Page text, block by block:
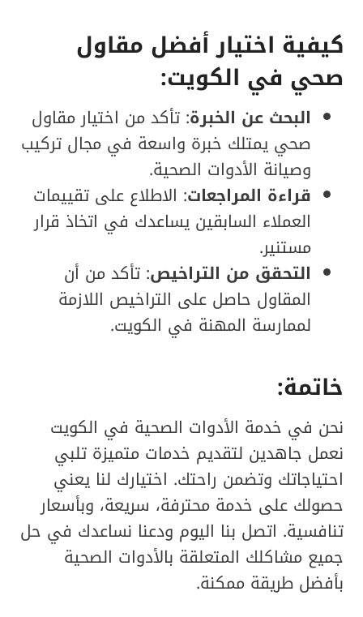
كيفية اختيار أفضل مقاول
صحي في الكويت:
البحث عن الخبرة: تأكد من اختيار مقاول
صحي يمتلك خبرة واسعة في مجال تركيب
وصيانة الأدوات الصحية.
قراءة المراجعات: الاطلاع على تقييمات
العملاء السابقين يساعدك في اتخاذ قرار
مستنير.
التحقق من التراخيص: تأكد من أن
المقاول حاصل على التراخيص اللازمة
لممارسة المهنة في الكويت.
خاتمة:
نحن في خدمة الأدوات الصحية في الكويت
نعمل جاهدين لتقديم خدمات متميزة تلبي
احتياجاتك وتضمن راحتك. اختيارك لنا يعني
حصولك على خدمة محترفة، سريعة، وبأسعار
تنافسية. اتصل بنا اليوم ودعنا نساعدك في حل
جميع مشاكلك المتعلقة بالأدوات الصحية
بأفضل طريقة ممكنة.